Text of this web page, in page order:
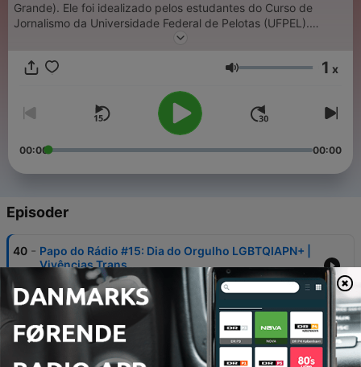
Grande). Ele foi idealizado pelos estudantes do Curso de
Jornalismo da Universidade Federal de Pelotas (UFPEL).
Atualmente ele se tornou um projeto homônimo no IFRS, e na
desenvolvimento de podcasts".
Lydstyrke 1 x
00:00 00:00
Episoder
40 - Papo do Rádio #15: Dia do Orgulho LGBTQIAPN+ |
Vivências Trans
28 jun. 2023
39
Papo do Rádio #14: Rádio do Amor - Edição
especial: Dia dos Namorados
12 jun. 2023